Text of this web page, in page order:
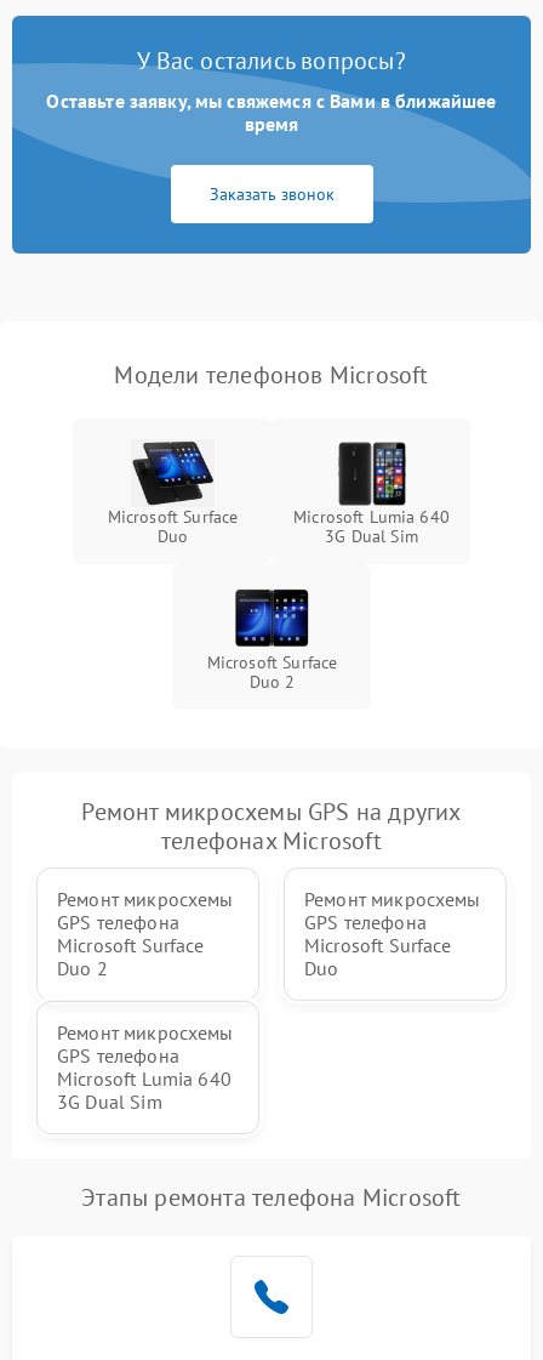
У Вас остались вопросы?
Оставьте заявку, мы свяжемся с Вами в ближайшее
время
Заказать звонок
Модели телефонов Microsoft
Microsoft Surface
Duo
Microsoft Lumia 640
3G Dual Sim
Microsoft Surface
Duo 2
Ремонт микросхемы GPS на других
телефонах Microsoft
Ремонт микросхемы
GPS телефона
Microsoft Surface
Duo 2
Ремонт микросхемы
GPS телефона
Microsoft Surface
Duo
Ремонт микросхемы
GPS телефона
Microsoft Lumia 640
3G Dual Sim
Этапы ремонта телефона Microsoft